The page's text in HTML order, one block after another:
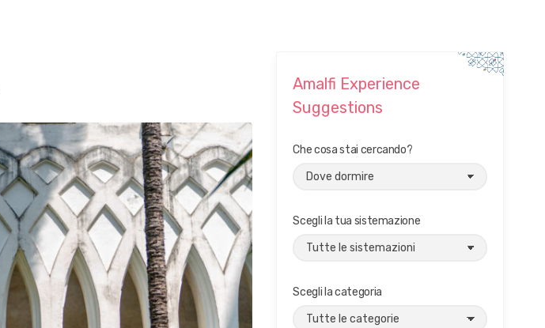
Amalfi Experience
Suggestions
Che cosa stai cercando?
Scegli la tua sistemazione
Scegli la categoria